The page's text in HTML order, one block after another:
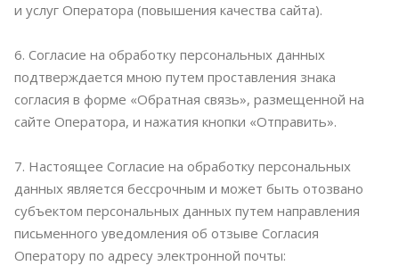
и услуг Оператора (повышения качества сайта).
6. Согласие на обработку персональных данных
подтверждается мною путем проставления знака
согласия в форме «Обратная связь», размещенной на
сайте Оператора, и нажатия кнопки «Отправить».
7. Настоящее Согласие на обработку персональных
данных является бессрочным и может быть отозвано
субъектом персональных данных путем направления
письменного уведомления об отзыве Согласия
Оператору по адресу электронной почты: